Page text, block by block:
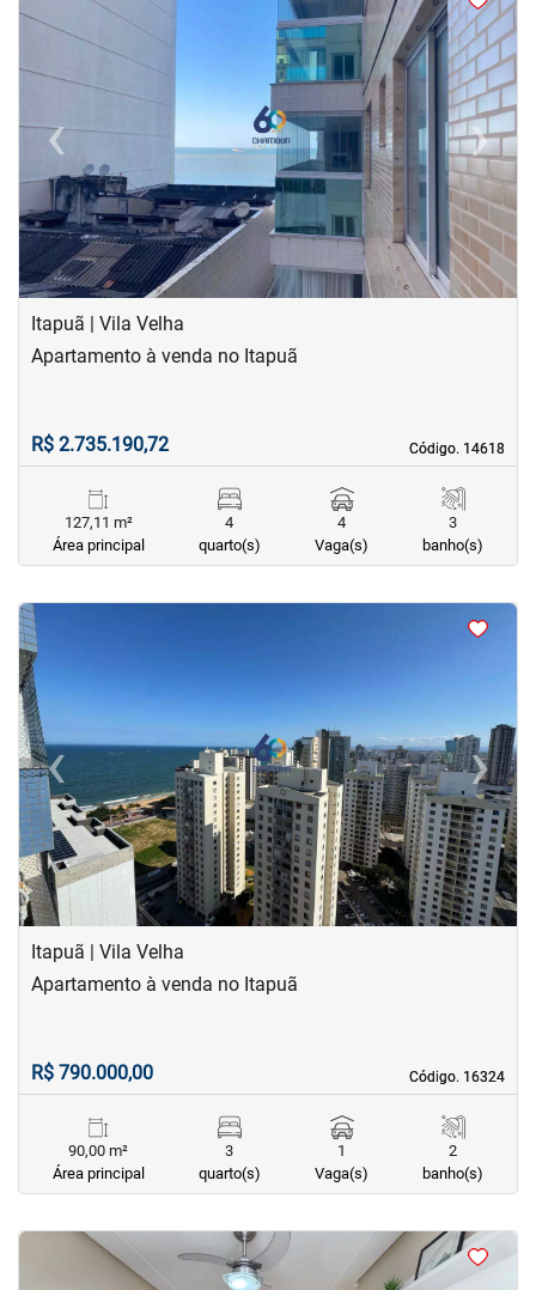
‹Previous ›Next
Itapuã | Vila Velha
Código. 14618
Código. 14618
Apartamento à venda no Itapuã
R$ 2.735.190,72
127,11 m²
Área principal
4
quarto(s)
4
Vaga(s)
3
banho(s)
<<
‹Previous ›Next
Itapuã | Vila Velha
Código. 16324
Código. 16324
Apartamento à venda no Itapuã
R$ 790.000,00
90,00 m²
Área principal
3
quarto(s)
1
Vaga(s)
2
banho(s)
<